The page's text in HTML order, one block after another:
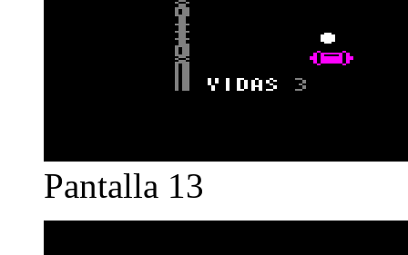
Pantalla 13